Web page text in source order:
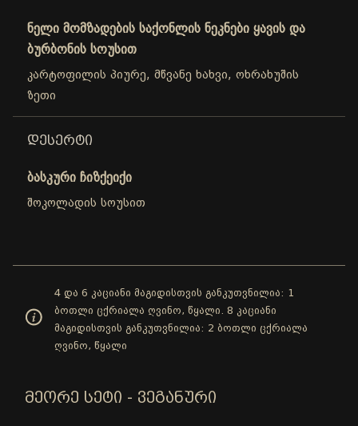
ნელი მომზადების საქონლის ნეკნები ყავის და
ბურბონის სოუსით
კარტოფილის პიურე, მწვანე ხახვი, ოხრახუშის
ზეთი
ᲓᲔᲡᲔᲠᲢᲘ
ბასკური ჩიზქეიქი
შოკოლადის სოუსით
4 და 6 კაციანი მაგიდისთვის განკუთვნილია: 1
ბოთლი ცქრიალა ღვინო, წყალი. 8 კაციანი
მაგიდისთვის განკუთვნილია: 2 ბოთლი ცქრიალა
ღვინო, წყალი
ᲛᲔᲝᲠᲔ ᲡᲔᲢᲘ - ᲕᲔᲒᲐᲜᲣᲠᲘ